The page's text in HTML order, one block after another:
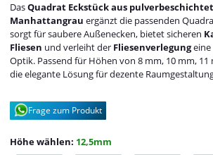
DasQuadrat Eckstück aus
Manhattangrau ergänzt die passenden
sorgt für saubere Außenecken, bietet sicheren
Fliesen und verleiht der Fliesenverlegungeine
Optik. Passend für Höhen von 8 mm, 10 mm, 11
die elegante Lösung für dezente
Frage zum Produkt
Höhe wählen: 12,5mm